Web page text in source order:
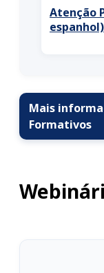
Atenção
espanhol)
Mais
Formativos